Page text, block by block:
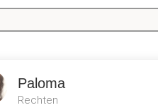
kan maken op besluitvorming
Paloma
Rechten